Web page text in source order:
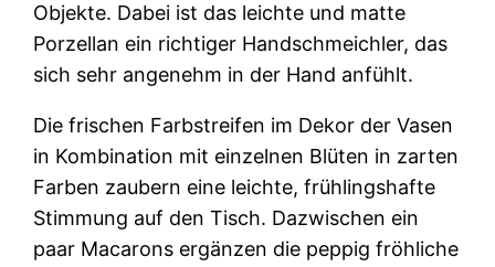
Objekte. Dabei ist das leichte und matte
Porzellan ein richtiger Handschmeichler, das
sich sehr angenehm in der Hand anfühlt.
Die frischen Farbstreifen im Dekor der Vasen
in Kombination mit einzelnen Blüten in zarten
Farben zaubern eine leichte, frühlingshafte
Stimmung auf den Tisch. Dazwischen ein
paar Macarons ergänzen die peppig fröhliche